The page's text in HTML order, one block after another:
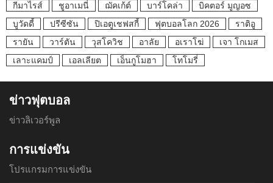
กีมาไรส์ ชูอาเมนี่ ฌัคเก้ต์ บาร์โคล่า
บิคตอร์ มูญอซ
บูวัดดี้
ปรีซีซัน ปิเอตูเชฟสกี้ ฟุตบอลโลก 2026
ราติอู
รายัน
วาร์ตัน วุสโควิช อาลัย อเราโฆ่
เจา โกเมส
เลาะแคมป์
เอลเลียต เอ็นกูโมฮา โทโมรี่
ข่าวฟุตบอล
ข่าวลิเวอร์พูล
การแข่งขัน
โปรแกรมการแข่งขัน